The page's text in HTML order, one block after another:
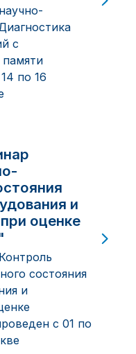
с
по 16
и
оценке
состояния
и
с 01 по